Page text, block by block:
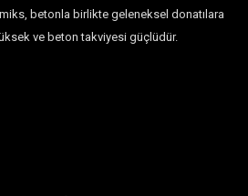
betonla birlikte geleneksel donatılara
ve beton takviyesi güçlüdür.